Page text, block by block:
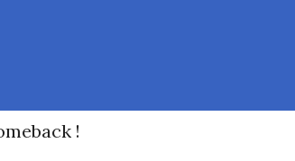
!